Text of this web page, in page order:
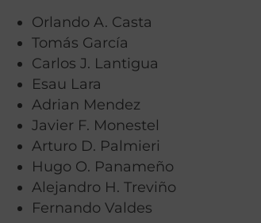
Orlando A. Casta
Tomás García
Carlos J. Lantigua
Esau Lara
Adrian Mendez
Javier F. Monestel
Arturo D. Palmieri
Hugo O. Panameño
Alejandro H. Treviño
Fernando Valdes